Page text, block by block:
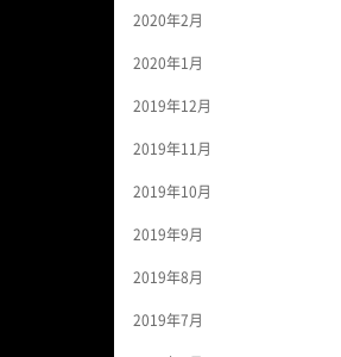
2020年2月
2020年1月
2019年12月
2019年11月
2019年10月
2019年9月
2019年8月
2019年7月